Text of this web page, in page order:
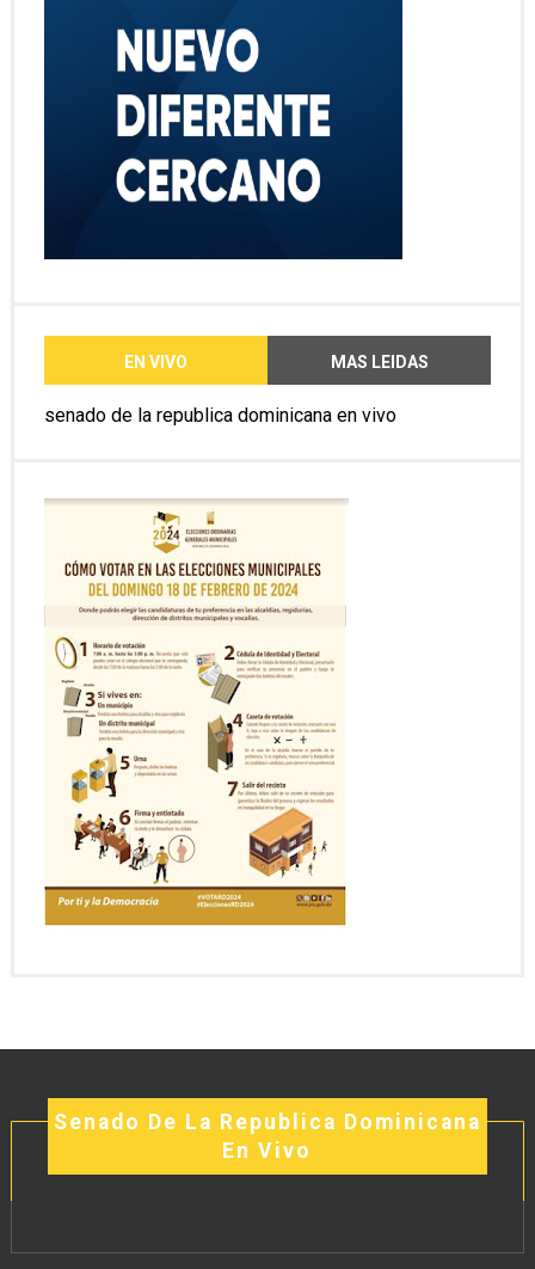
EN VIVO MAS LEIDAS
senado de la republica dominicana en vivo
Senado De La Republica Dominicana
En Vivo